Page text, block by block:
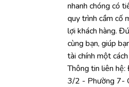
nhanh chóng có
quy trình cầm cố
lợi khách hàng.
cùng bạn, giúp
tài chính một
Thông tin liên
3/2 - Phường 7-